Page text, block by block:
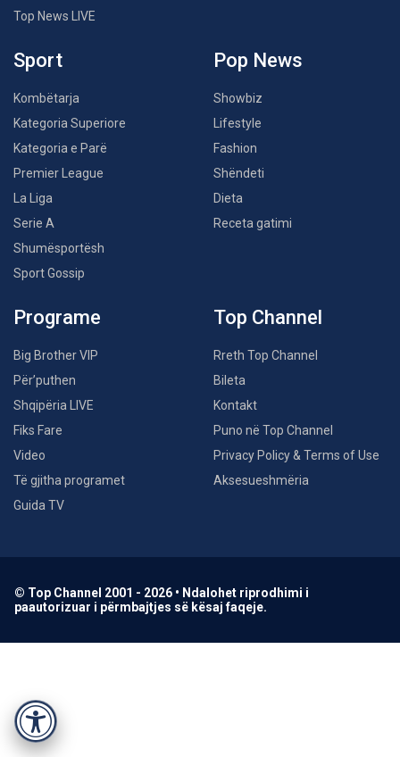
Accessibility
Top News LIVE
Sport
Kombëtarja
Kategoria Superiore
Kategoria e Parë
Premier League
La Liga
Serie A
Shumësportësh
Sport Gossip
Pop News
Showbiz
Lifestyle
Fashion
Shëndeti
Dieta
Receta gatimi
Programe
Big Brother VIP
Për’puthen
Shqipëria LIVE
Fiks Fare
Video
Të gjitha programet
Guida TV
Top Channel
Rreth Top Channel
Bileta
Kontakt
Puno në Top Channel
Privacy Policy & Terms of Use
Aksesueshmëria
© Top Channel 2001 - 2026 • Ndalohet riprodhimi i
paautorizuar i përmbajtjes së kësaj faqeje.